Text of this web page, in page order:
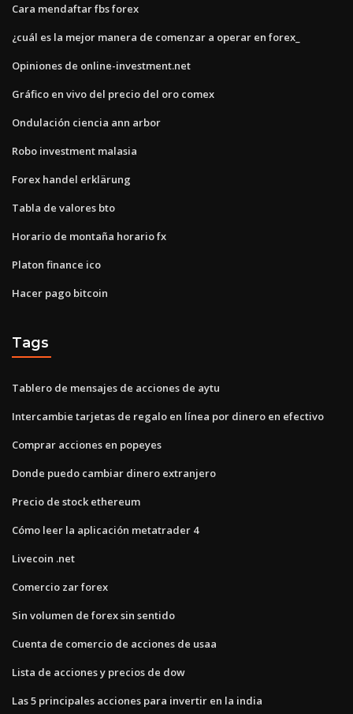
Cara mendaftar fbs forex
¿cuál es la mejor manera de comenzar a operar en forex_
Opiniones de online-investment.net
Gráfico en vivo del precio del oro comex
Ondulación ciencia ann arbor
Robo investment malasia
Forex handel erklärung
Tabla de valores bto
Horario de montaña horario fx
Platon finance ico
Hacer pago bitcoin
Tags
Tablero de mensajes de acciones de aytu
Intercambie tarjetas de regalo en línea por dinero en efectivo
Comprar acciones en popeyes
Donde puedo cambiar dinero extranjero
Precio de stock ethereum
Cómo leer la aplicación metatrader 4
Livecoin .net
Comercio zar forex
Sin volumen de forex sin sentido
Cuenta de comercio de acciones de usaa
Lista de acciones y precios de dow
Las 5 principales acciones para invertir en la india